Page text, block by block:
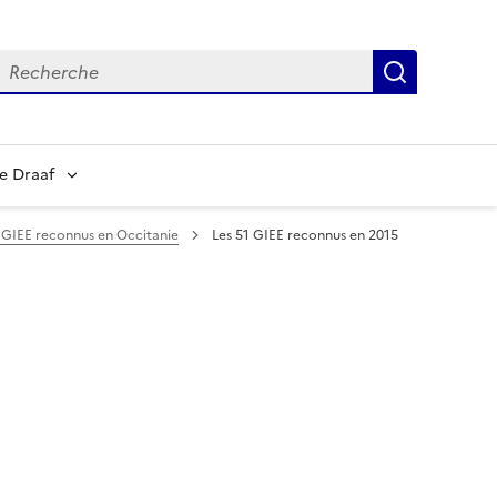
Recherche
Draaf
GIEE reconnus en Occitanie Les 51 GIEE reconnus en 2015